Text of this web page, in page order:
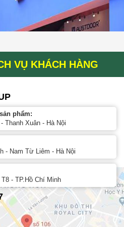
VỤ KHÁCH HÀNG
phẩm:
Thanh Xuân - Hà Nội
- Nam Từ Liêm - Hà Nội
- TP.Hồ Chí Minh